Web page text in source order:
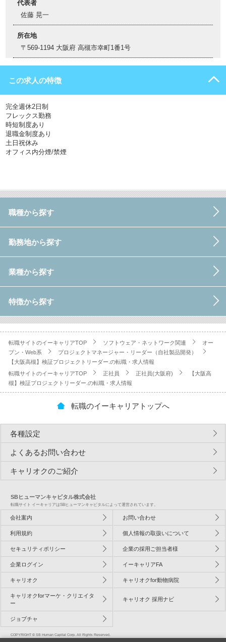
代表者
佐藤 晃一
所在地
〒569-1194 大阪府 高槻市幸町1番1号
この求人の特徴
完全週休2日制
フレックス勤務
時短制度あり
退職金制度あり
土日祝休み
オフィス内分煙/禁煙
職種から探す
勤務地から探す
業種から探す
特徴から探す
転職サイトのイーキャリアTOP ソフトウェア・ネットワーク関連
オー
プン・Web系
プロジェクトマネージャー・リーダー（自社製品開発）
【大阪高槻】検証プロジェクトリーダー.の転職・求人情報
転職サイトのイーキャリアTOP
正社員 正社員(大阪府)
【大阪高
槻】検証プロジェクトリーダー.の転職・求人情報
転職のイーキャリアトップへ
各種設定
よくあるお問い合わせ
キャリオクのご紹介
SBヒューマンキャピタル株式会社
転職サイト イーキャリアはSBヒューマンキャピタルによって運営されています。
会社案内 お問い合わせ
利用規約 個人情報の取扱いについて
セキュリティポリシー 企業の採用ご担当者様
企業ログイン イーキャリアFA
キャリオク キャリオクfor動物病院
キャリオクforマーケ・クリエイタ
ー
キャリオク 採用ナビ
ジョブチャ
COPYRIGHT © SB Human Capital Corp. All Rights Reserved.